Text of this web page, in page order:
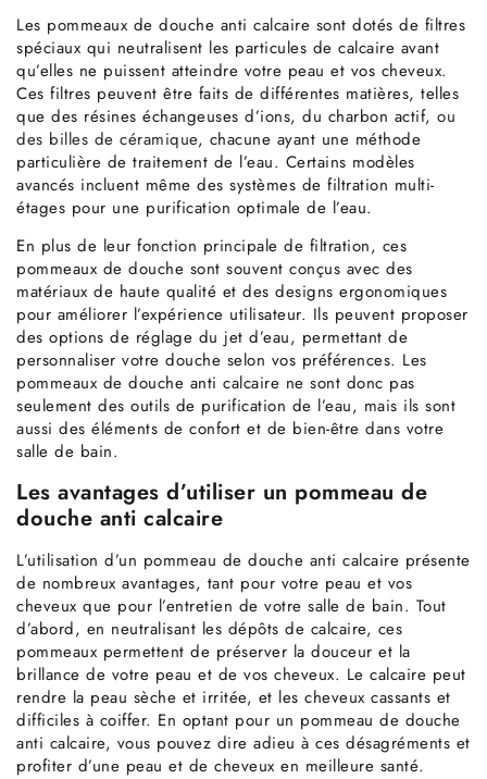
Les pommeaux de douche anti calcaire sont dotés de filtres
spéciaux qui neutralisent les particules de calcaire avant
qu’elles ne puissent atteindre votre peau et vos cheveux.
Ces filtres peuvent être faits de différentes matières, telles
que des résines échangeuses d’ions, du charbon actif, ou
des billes de céramique, chacune ayant une méthode
particulière de traitement de l’eau. Certains modèles
avancés incluent même des systèmes de filtration multi-
étages pour une purification optimale de l’eau.
En plus de leur fonction principale de filtration, ces
pommeaux de douche sont souvent conçus avec des
matériaux de haute qualité et des designs ergonomiques
pour améliorer l’expérience utilisateur. Ils peuvent proposer
des options de réglage du jet d’eau, permettant de
personnaliser votre douche selon vos préférences. Les
pommeaux de douche anti calcaire ne sont donc pas
seulement des outils de purification de l’eau, mais ils sont
aussi des éléments de confort et de bien-être dans votre
salle de bain.
Les avantages d’utiliser un pommeau de
douche anti calcaire
L’utilisation d’un pommeau de douche anti calcaire présente
de nombreux avantages, tant pour votre peau et vos
cheveux que pour l’entretien de votre salle de bain. Tout
d’abord, en neutralisant les dépôts de calcaire, ces
pommeaux permettent de préserver la douceur et la
brillance de votre peau et de vos cheveux. Le calcaire peut
rendre la peau sèche et irritée, et les cheveux cassants et
difficiles à coiffer. En optant pour un pommeau de douche
anti calcaire, vous pouvez dire adieu à ces désagréments et
profiter d’une peau et de cheveux en meilleure santé.